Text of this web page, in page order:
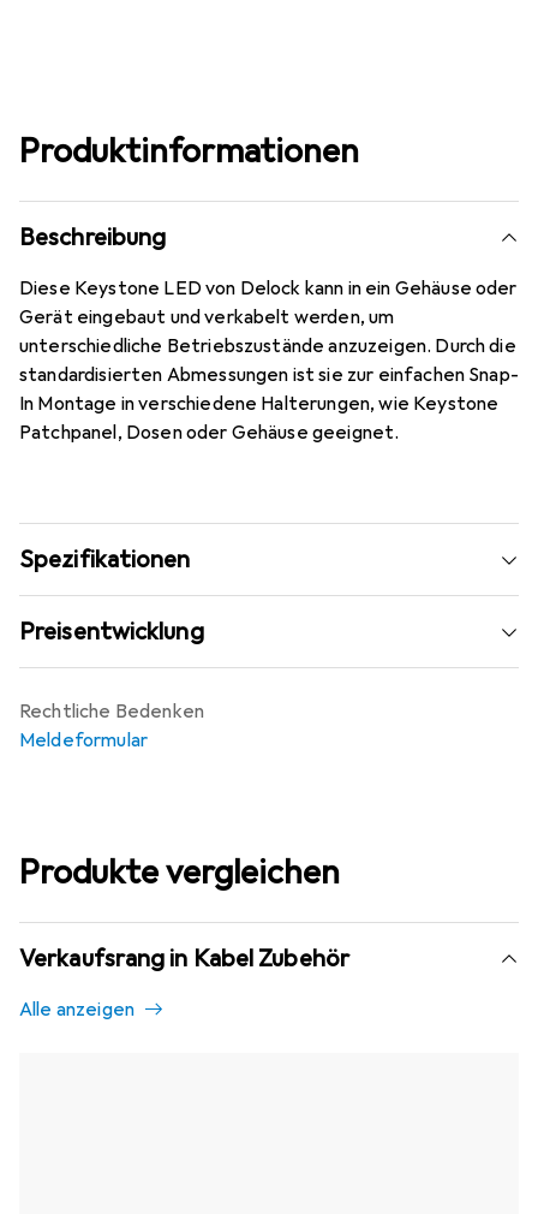
Produktinformationen
Beschreibung
Diese Keystone LED von Delock kann in ein Gehäuse oder
Gerät eingebaut und verkabelt werden, um
unterschiedliche Betriebszustände anzuzeigen. Durch die
standardisierten Abmessungen ist sie zur einfachen Snap-
In Montage in verschiedene Halterungen, wie Keystone
Patchpanel, Dosen oder Gehäuse geeignet.
Spezifikationen
Preisentwicklung
Rechtliche Bedenken
Meldeformular
Produkte vergleichen
Verkaufsrang in Kabel Zubehör
Alle anzeigen